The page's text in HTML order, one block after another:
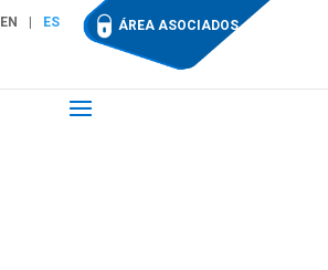
EN ES ÁREA ASOCIADOS